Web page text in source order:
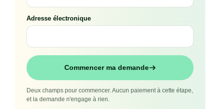
Adresse électronique
Commencer ma demande
Deux champs pour commencer. Aucun paiement à cette étape,
et la demande n'engage à rien.